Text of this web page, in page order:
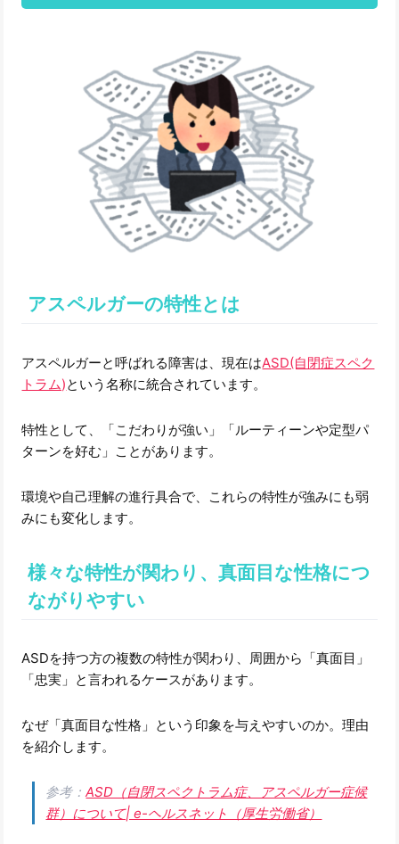
アスペルガーの特性とは
アスペルガーと呼ばれる障害は、現在はASD(自閉症スペク
トラム)という名称に統合されています。
特性として、「こだわりが強い」「ルーティーンや定型パ
ターンを好む」ことがあります。
環境や自己理解の進行具合で、これらの特性が強みにも弱
みにも変化します。
様々な特性が関わり、真面目な性格につ
ながりやすい
ASDを持つ方の複数の特性が関わり、周囲から「真面目」
「忠実」と言われるケースがあります。
なぜ「真面目な性格」という印象を与えやすいのか。理由
を紹介します。
参考：ASD（自閉スペクトラム症、アスペルガー症候
群）について| e-ヘルスネット（厚生労働省）